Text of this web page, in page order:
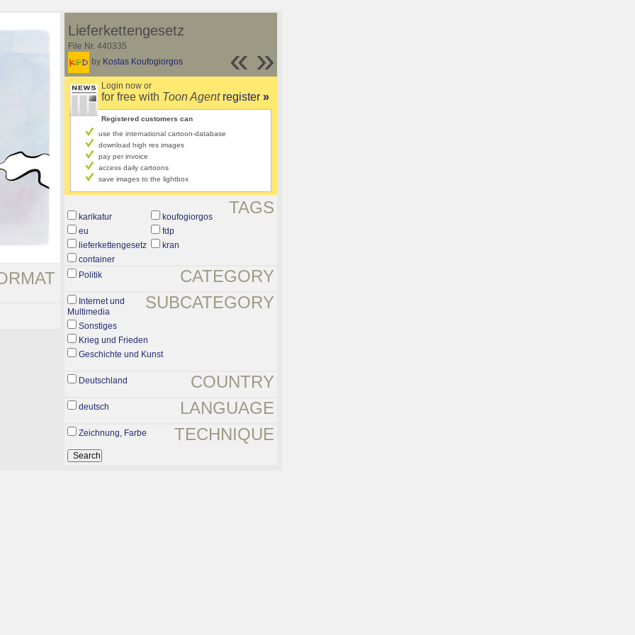
»
«
Lieferkettengesetz
File Nr. 440335
by Kostas Koufogiorgos
Login now or
for free with Toon Agent register »
Registered customers can
use the international cartoon-database
download high res images
pay per invoice
access daily cartoons
save images to the lightbox
TAGS
karikatur
koufogiorgos
eu
fdp
lieferkettengesetz
kran
container
CATEGORY
Politik
SUBCATEGORY
Internet und
Multimedia
Sonstiges
Krieg und Frieden
Geschichte und Kunst
COUNTRY
Deutschland
LANGUAGE
deutsch
TECHNIQUE
Zeichnung, Farbe